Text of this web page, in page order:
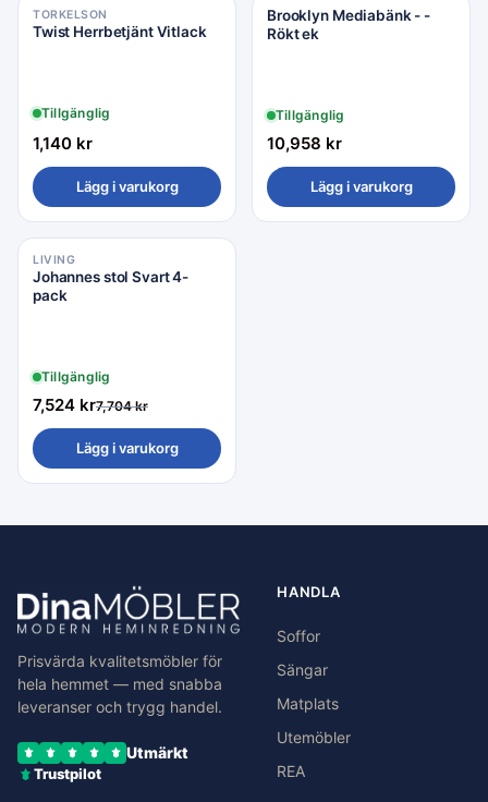
TORKELSON
Twist Herrbetjänt Vitlack
Tillgänglig
1,140 kr
Lägg i varukorg
Brooklyn Mediabänk - -
Rökt ek
Tillgänglig
10,958 kr
Lägg i varukorg
Rea −2%
LIVING
Johannes stol Svart 4-
pack
Tillgänglig
7,524 kr7,704kr
Lägg i varukorg
Prisvärda kvalitetsmöbler för
hela hemmet — med snabba
leveranser och trygg handel.
Utmärkt
Trustpilot
HANDLA
Soffor
Sängar
Matplats
Utemöbler
REA